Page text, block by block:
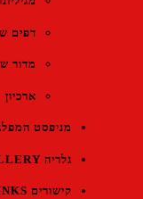
דפים של מאבק
מדור שירה
מניפסט המפלגה
קישורים LINKS